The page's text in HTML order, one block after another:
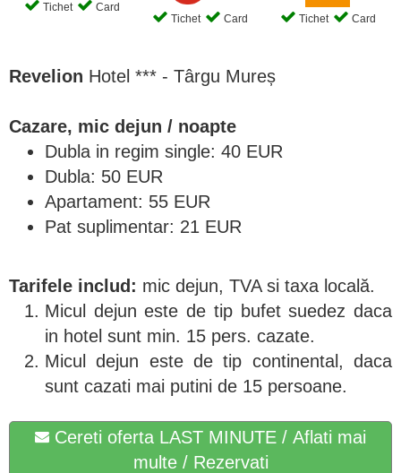
Tichet
Card
Tichet
Card Tichet Card
Revelion Hotel *** - Târgu Mureș
Cazare, mic dejun / noapte
Dubla in regim single: 40 EUR
Dubla: 50 EUR
Apartament: 55 EUR
Pat suplimentar: 21 EUR
Tarifele includ: mic dejun, TVA si taxa locală.
Micul dejun este de tip bufet suedez daca
in hotel sunt min. 15 pers. cazate.
Micul dejun este de tip continental, daca
sunt cazati mai putini de 15 persoane.
Cereti oferta LAST MINUTE / Aflati mai
multe / Rezervati